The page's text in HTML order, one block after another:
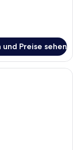
Preise sehen
| Hochwertige